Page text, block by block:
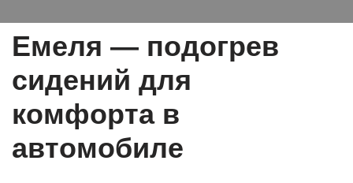
Емеля — подогрев
сидений для
комфорта в
автомобиле